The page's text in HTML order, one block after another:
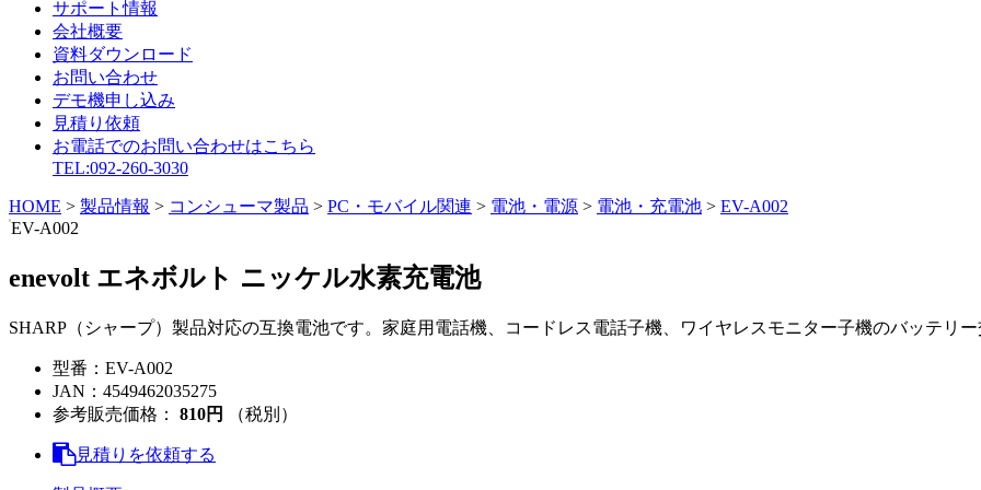
サポート情報
会社概要
資料ダウンロード
お問い合わせ
デモ機申し込み
見積り依頼
お電話でのお問い合わせはこちら
TEL:092-260-3030
HOME > 製品情報 > コンシューマ製品 > PC・モバイル関連 > 電池・電源 > 電池・充電池 > EV-A002
EV-A002
enevolt エネボルト ニッケル水素充電池
SHARP（シャープ）製品対応の互換電池です。家庭用電話機、コードレス電話子機、ワイヤレスモニター子機のバッテリ
型番： EV-A002
JAN： 4549462035275
参考販売価格：
810円 （税別）
見積りを依頼する